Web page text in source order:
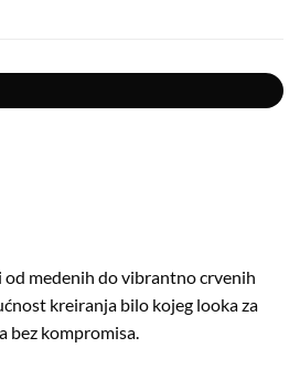
medenih do vibrantno crvenih
kreiranja bilo kojeg looka za
bez kompromisa.